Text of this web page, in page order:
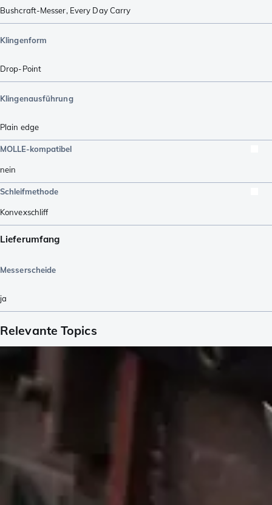
Bushcraft-Messer, Every Day Carry
Klingenform
Drop-Point
Klingenausführung
Plain edge
MOLLE-kompatibel
nein
Schleifmethode
Konvexschliff
Lieferumfang
Messerscheide
ja
Relevante Topics